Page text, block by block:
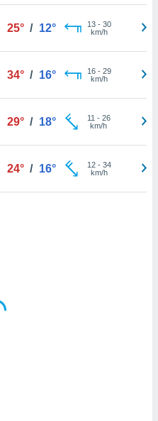
25° / 12° 13- 30
km/h
34° / 16° 16- 29
km/h
29° / 18° 11 - 26
km/h
24° / 16° 12- 34
km/h